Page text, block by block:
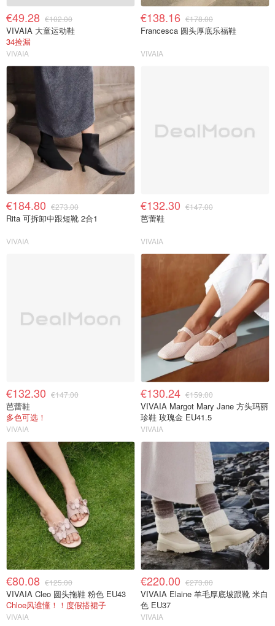
€49.28 €102.00
VIVAIA 大童运动鞋
34捡漏
VIVAIA
€138.16 €178.00
Francesca 圆头厚底乐福鞋
VIVAIA
€184.80 €273.00
Rita 可拆卸中跟短靴 2合1
VIVAIA
€132.30 €147.00
芭蕾鞋
VIVAIA
€132.30 €147.00
芭蕾鞋
多色可选！
VIVAIA
€130.24 €159.00
VIVAIA Margot Mary Jane 方头玛丽
珍鞋 玫瑰金 EU41.5
VIVAIA
€80.08 €125.00
VIVAIA Cleo 圆头拖鞋 粉色 EU43
Chloe风谁懂！！度假搭裙子
VIVAIA
€220.00 €273.00
VIVAIA Elaine 羊毛厚底坡跟靴 米白
色 EU37
VIVAIA